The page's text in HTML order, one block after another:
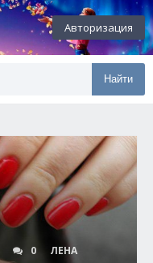
Авторизация
Найти
0 ЛЕНА